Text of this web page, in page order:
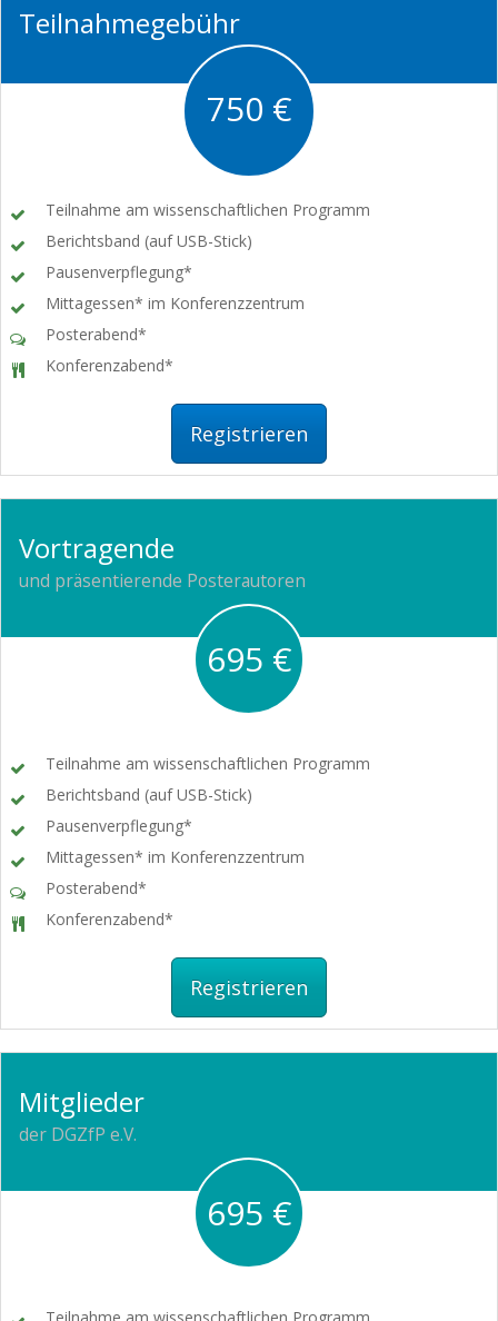
Teilnahmegebühr
750 €
Teilnahme am wissenschaftlichen Programm
Berichtsband (auf USB-Stick)
Pausenverpflegung*
Mittagessen* im Konferenzzentrum
Posterabend*
Konferenzabend*
Registrieren
Vortragende
und präsentierende Posterautoren
695 €
Teilnahme am wissenschaftlichen Programm
Berichtsband (auf USB-Stick)
Pausenverpflegung*
Mittagessen* im Konferenzzentrum
Posterabend*
Konferenzabend*
Registrieren
Mitglieder
der DGZfP e.V.
695 €
Teilnahme am wissenschaftlichen Programm